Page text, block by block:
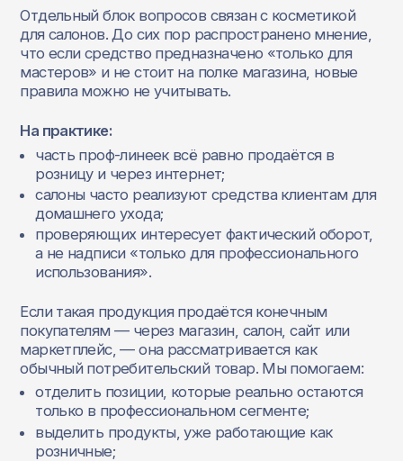
Отдельный блок вопросов связан с косметикой
для салонов. До сих пор распространено мнение,
что если средство предназначено «только для
мастеров» и не стоит на полке магазина, новые
правила можно не учитывать.
На практике:
часть проф‑линеек всё равно продаётся в
розницу и через интернет;
салоны часто реализуют средства клиентам для
домашнего ухода;
проверяющих интересует фактический оборот,
а не надписи «только для профессионального
использования».
Если такая продукция продаётся конечным
покупателям — через магазин, салон, сайт или
маркетплейс, — она рассматривается как
обычный потребительский товар. Мы помогаем:
отделить позиции, которые реально остаются
только в профессиональном сегменте;
выделить продукты, уже работающие как
розничные;